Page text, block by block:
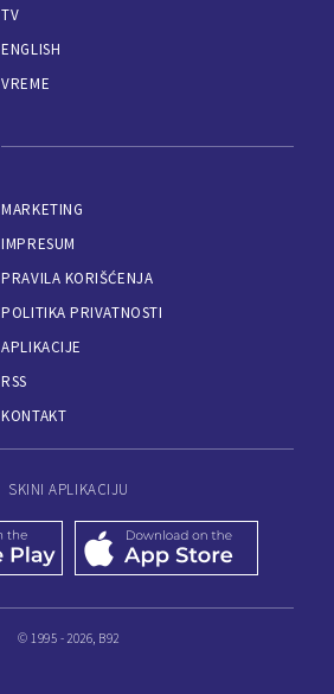
TV
ENGLISH
VREME
MARKETING
IMPRESUM
PRAVILA KORIŠĆENJA
POLITIKA PRIVATNOSTI
APLIKACIJE
RSS
KONTAKT
SKINI APLIKACIJU
© 1995 - 2026, B92